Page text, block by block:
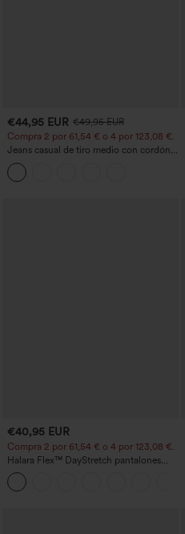
€44,95 EUR €49,95 EUR
Compra 2 por 61,54 € o 4 por 123,08 €.
Jeans casual de tiro medio con cordón y
bolsillos
€40,95 EUR
Compra 2 por 61,54 € o 4 por 123,08 €.
Halara Flex™ DayStretch pantalones
acampanados de trabajo de tiro medio
con bolsillo lateral con cremallera